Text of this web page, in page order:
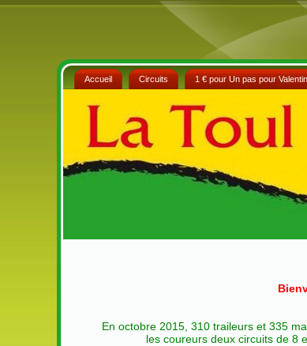
Accueil Circuits 1 € pour Un pas pour Valentin
En octobre 2015, 310 traileurs et 335
les coureurs deux circuits de 8